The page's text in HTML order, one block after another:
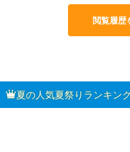
閲覧履歴
夏の人気夏祭りランキン